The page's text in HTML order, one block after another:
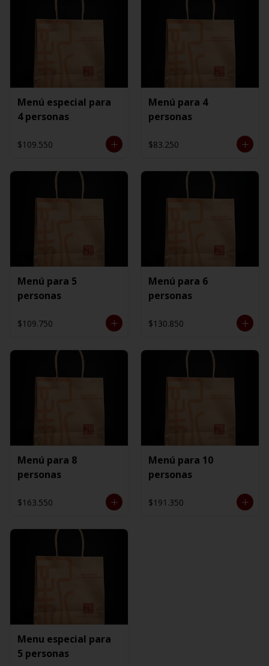
Menú especial para
4 personas
$109.550
Menú para 4
personas
$83.250
Menú para 5
personas
$109.750
Menú para 6
personas
$130.850
Menú para 8
personas
$163.550
Menú para 10
personas
$191.350
Menu especial para
5 personas